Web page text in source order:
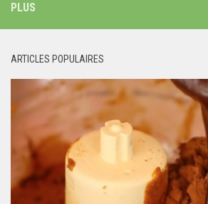
PLUS
ARTICLES POPULAIRES